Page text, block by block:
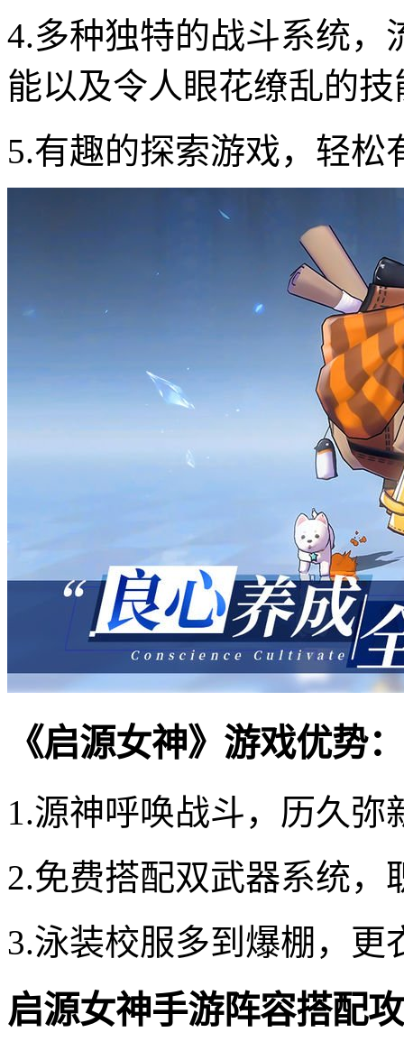
4.多种独特的战斗系统，
能以及令人眼花缭乱的技
5.有趣的探索游戏，轻松
《启源女神》游戏优势：
1.源神呼唤战斗，历久弥
2.免费搭配双武器系统，
3.泳装校服多到爆棚，更
启源女神手游阵容搭配